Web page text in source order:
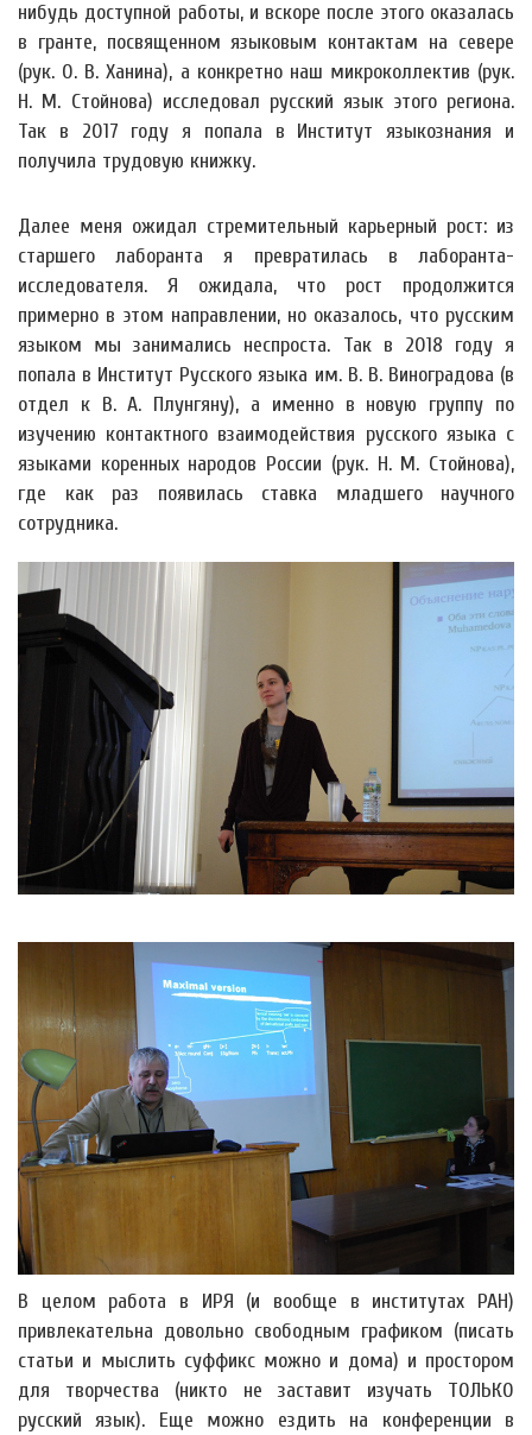
нибудь доступной работы, и вскоре после этого оказалась
в гранте, посвященном языковым контактам на севере
(рук. О. В. Ханина), а конкретно наш микроколлектив (рук.
Н. М. Стойнова) исследовал русский язык этого региона.
Так в 2017 году я попала в Институт языкознания и
получила трудовую книжку.
Далее меня ожидал стремительный карьерный рост: из
старшего лаборанта я превратилась в лаборанта-
исследователя. Я ожидала, что рост продолжится
примерно в этом направлении, но оказалось, что русским
языком мы занимались неспроста. Так в 2018 году я
попала в Институт Русского языка им. В. В. Виноградова (в
отдел к В. А. Плунгяну), а именно в новую группу по
изучению контактного взаимодействия русского языка с
языками коренных народов России (рук. Н. М. Стойнова),
где как раз появилась ставка младшего научного
сотрудника.
В целом работа в ИРЯ (и вообще в институтах РАН)
привлекательна довольно свободным графиком (писать
статьи и мыслить суффикс можно и дома) и простором
для творчества (никто не заставит изучать ТОЛЬКО
русский язык). Еще можно ездить на конференции в